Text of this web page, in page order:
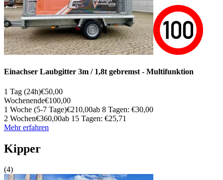
Einachser Laubgitter 3m / 1,8t gebremst - Multifunktion
1 Tag (24h)€50,00
Wochenende€100,00
1 Woche (5-7 Tage)€210,00ab 8 Tagen: €30,00
2 Wochen€360,00ab 15 Tagen: €25,71
Mehr erfahren
Kipper
(4)